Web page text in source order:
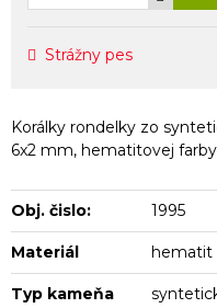
Strážny pes
Korálky rondelky zo
6x2 mm, hematitovej
Obj. čislo: 1995
Materiál hematit
Typ kameňa